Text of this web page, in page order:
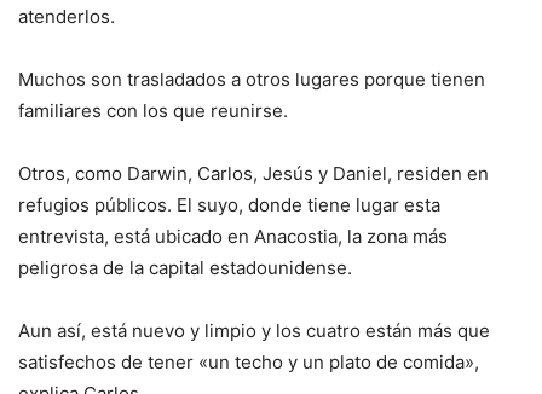
atenderlos.
Muchos son trasladados a otros lugares porque tienen
familiares con los que reunirse.
Otros, como Darwin, Carlos, Jesús y Daniel, residen en
refugios públicos. El suyo, donde tiene lugar esta
entrevista, está ubicado en Anacostia, la zona más
peligrosa de la capital estadounidense.
Aun así, está nuevo y limpio y los cuatro están más que
satisfechos de tener «un techo y un plato de comida»,